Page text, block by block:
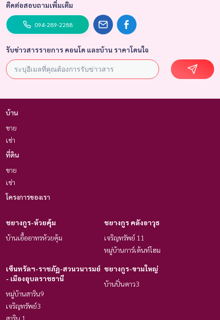
ติดต่อสอบถามเพิ่มเติม
094-289-2288
รับข่าวสารรายการ คอนโด และบ้าน ราคาโดนใจ
บ้าน
ขาย
เช่า
ที่ดิน
ขาย
เช่า
โครงการของเรา
ชยางกูร-ห้วยคุ้ม
บ้านเอื้ออาทรห้วยคุ้ม
ชยางกูร คลังอาวุธ
เจริญทรัพย์ 11
หมู่บ้านการ์เด้น​ท์โฮม
เซ็นทรัลฯ-ราชภัฏ-สวนวนารมย์
- เมืองอุบลราชธานี
หมู่บ้านสาริน9
เจริญทรัพย์3
ชยางกูร-ขามใหญ่
บ้านปิ่นดาว3